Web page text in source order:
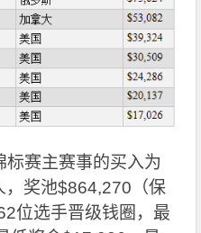
标赛主赛事的买入为
奖池$864,270（保
位选手晋级钱圈，最